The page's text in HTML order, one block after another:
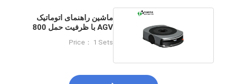
ماشین راهنمای اتوماتیک
AGV با ظرفیت حمل 800
Price： 1 Sets